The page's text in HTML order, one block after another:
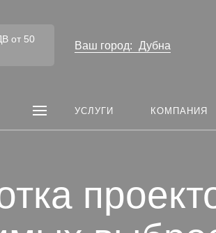
от 50
Ваш город: Дубна
УСЛУГИ КОМПАНИЯ